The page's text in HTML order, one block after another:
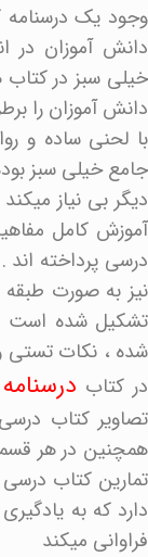
وجود یک درسنامه
دانش آموزان
خیلی سبز در کتاب
دانش آموزان را
با لحنی ساده و
جامع خیلی سبز
دیگر بی نیاز
آموزش کامل
درسی پرداخته
نیز به صورت
تشکیل شده است .
شده ، نکات تستی
در کتاب
تصاویر کتاب
همچنین در هر
تمارین کتاب
دارد که به
فراوانی میکند